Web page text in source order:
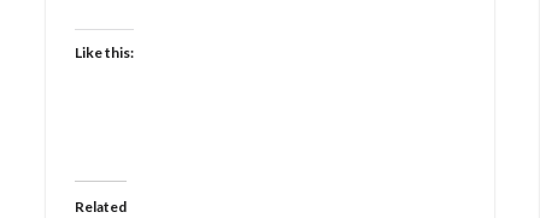
Like this:
Related